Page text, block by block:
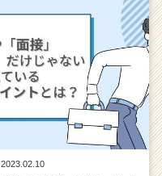
2023.02.10